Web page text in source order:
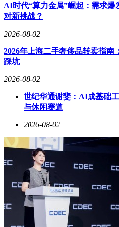
AI时代“算力金属”崛起：需求爆
对新挑战？
2026-08-02
2026年上海二手奢侈品转卖指南
踩坑
2026-08-02
世纪华通谢斐：AI成基础
与休闲赛道
2026-08-02